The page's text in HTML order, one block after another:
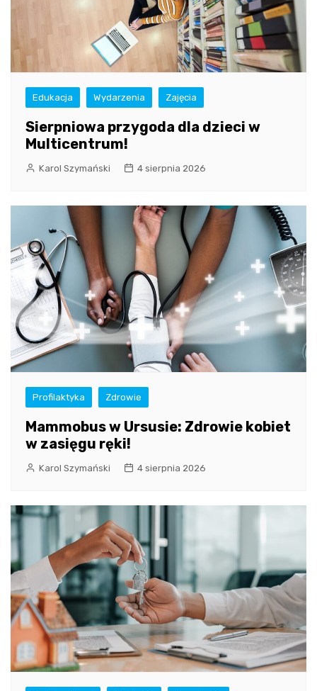
Edukacja Wydarzenia Zajęcia
Sierpniowa przygoda dla dzieci w
Multicentrum!
Karol Szymański 4 sierpnia 2026
Profilaktyka Zdrowie
Mammobus w Ursusie: Zdrowie kobiet
w zasięgu ręki!
Karol Szymański 4 sierpnia 2026